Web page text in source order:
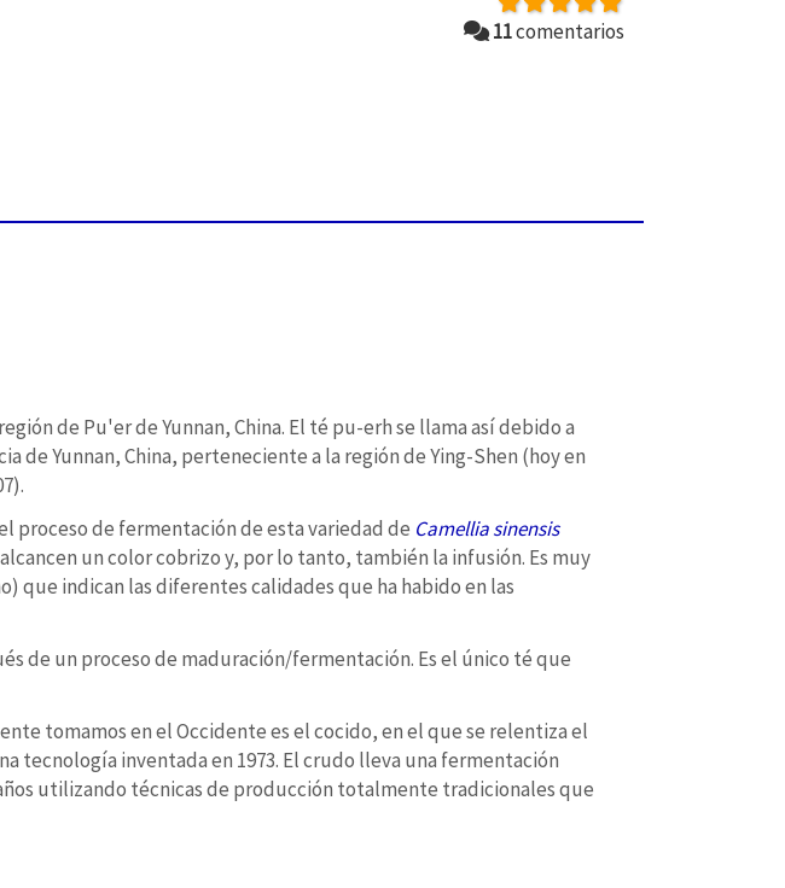
11comentarios
de Pu'er de Yunnan, China. El té pu-erh se llama así debido a
de Yunnan, China, perteneciente a la región de Ying-Shen (hoy en
proceso de fermentación de esta variedad de Camellia sinensis
un color cobrizo y, por lo tanto, también la infusión. Es muy
que indican las diferentes calidades que ha habido en las
de un proceso de maduración/fermentación. Es el único té que
tomamos en el Occidente es el cocido, en el que se relentiza el
tecnología inventada en 1973. El crudo lleva una fermentación
utilizando técnicas de producción totalmente tradicionales que